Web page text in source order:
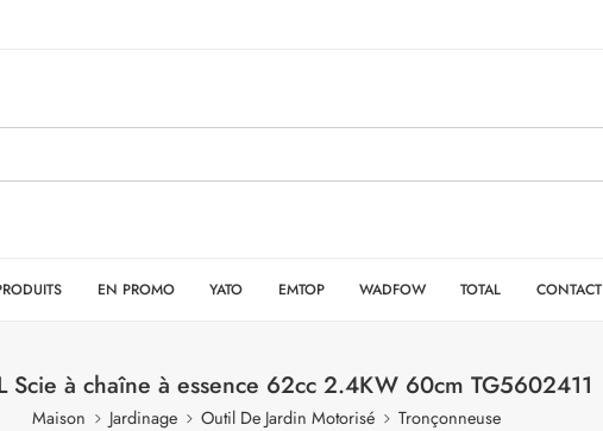
EN PROMO YATO EMTOP WADFOW TOTAL CONTACT
Scie à chaîne à essence 62cc 2.4KW 60cm TG5602411
Maison Jardinage Outil De Jardin Motorisé Tronçonneuse